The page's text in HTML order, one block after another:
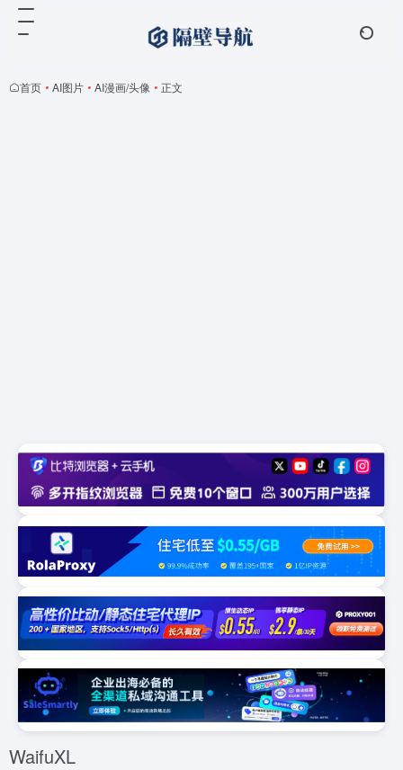
首页 • AI图片 • AI漫画/头像 • 正文
WaifuXL